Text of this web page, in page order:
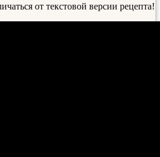
от текстовой версии рецепта!